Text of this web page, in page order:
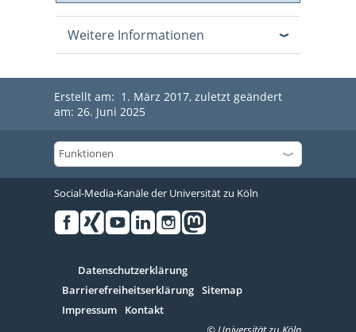
Weitere Informationen
Erstellt am: 1. März 2017, zuletzt geändert
am: 26. Juni 2025
Social-Media-Kanäle der Universität zu Köln
Serivce
Datenschutzerklärung
Barrierefreiheitserklärung Sitemap
Impressum
Kontakt